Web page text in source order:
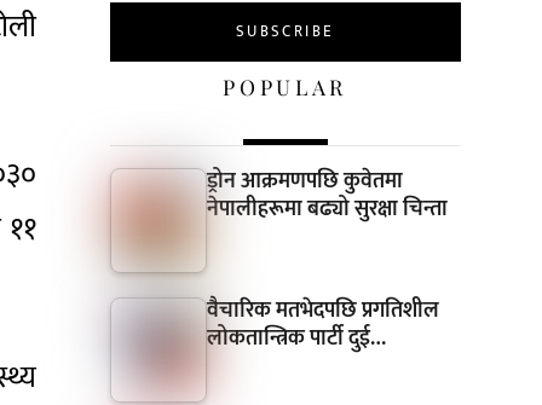
POPULAR
ड्रोन आक्रमणपछि कुवेतमा
नेपालीहरूमा बढ्यो सुरक्षा चिन्ता
वैचारिक मतभेदपछि प्रगतिशील
लोकतान्त्रिक पार्टी दुई…